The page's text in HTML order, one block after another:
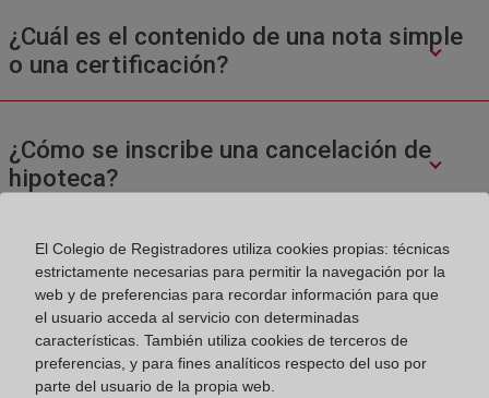
¿Cuál es el contenido de una nota simple
o una certificación?
¿Cómo se inscribe una cancelación de
hipoteca?
Colegio de Registradores
El Colegio de Registradores utiliza cookies propias: técnicas
estrictamente necesarias para permitir la navegación por la
web y de preferencias para recordar información para que
el usuario acceda al servicio con determinadas
características. También utiliza cookies de terceros de
preferencias, y para fines analíticos respecto del uso por
parte del usuario de la propia web.